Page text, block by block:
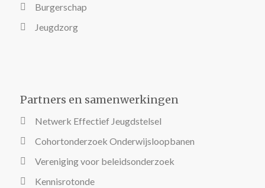
Burgerschap
Jeugdzorg
Partners en samenwerkingen
Netwerk Effectief Jeugdstelsel
Cohortonderzoek Onderwijsloopbanen
Vereniging voor beleidsonderzoek
Kennisrotonde